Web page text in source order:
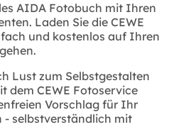
AIDA Fotobuch mit Ihren
Laden Sie die CEWE
und kostenlos auf Ihren
Lust zum Selbstgestalten
dem CEWE Fotoservice
Vorschlag für Ihr
- selbstverständlich mit